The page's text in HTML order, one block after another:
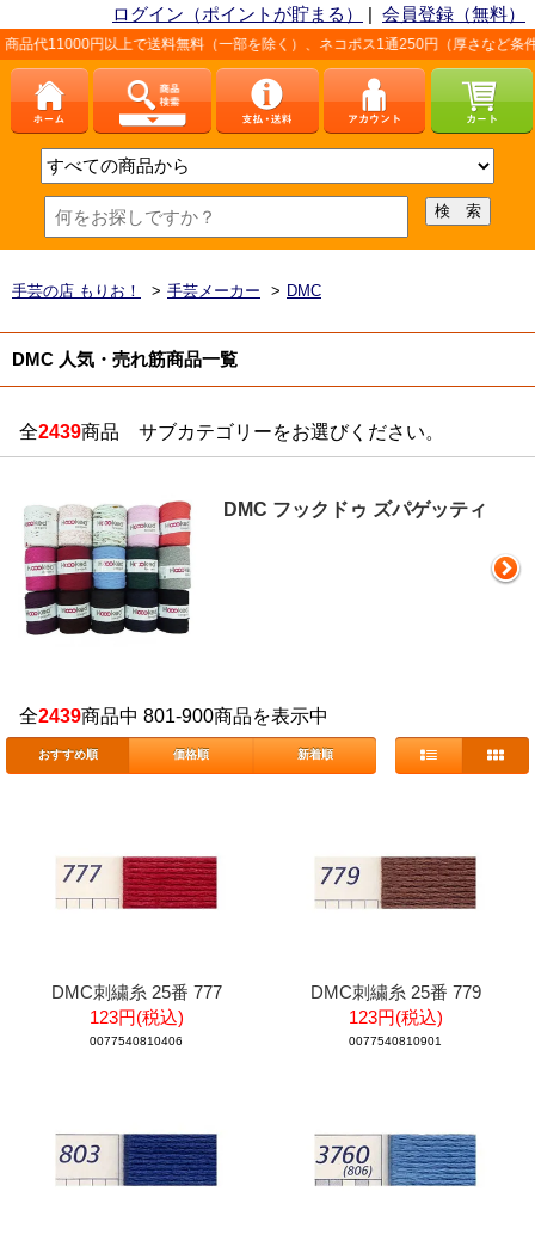
ログイン（ポイントが貯まる） | 会員登録（無料）
上で送料無料（一部を除く）、ネコポス1通250円（厚さなど条件あり）。詳し
手芸の店 もりお！ > 手芸メーカー > DMC
DMC 人気・売れ筋商品一覧
全2439商品 サブカテゴリーをお選びください。
DMC フックドゥ ズパゲッティ
全2439商品中 801-900商品を表示中
おすすめ順 価格順 新着順
DMC刺繍糸 25番 777
123円(税込)
0077540810406
DMC刺繍糸 25番 779
123円(税込)
0077540810901